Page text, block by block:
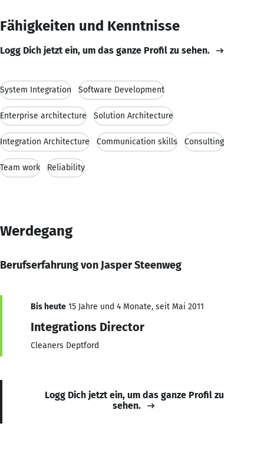
Fähigkeiten und Kenntnisse
Logg Dich jetzt ein, um das ganze Profil zu sehen.
System Integration Software Development
Enterprise architecture Solution Architecture
Integration Architecture Communication skills Consulting
Team work Reliability
Werdegang
Berufserfahrung von Jasper Steenweg
Bis heute 15 Jahre und 4 Monate, seit Mai 2011
Integrations Director
Cleaners Deptford
Logg Dich jetzt ein, um das ganze Profil zu
sehen.